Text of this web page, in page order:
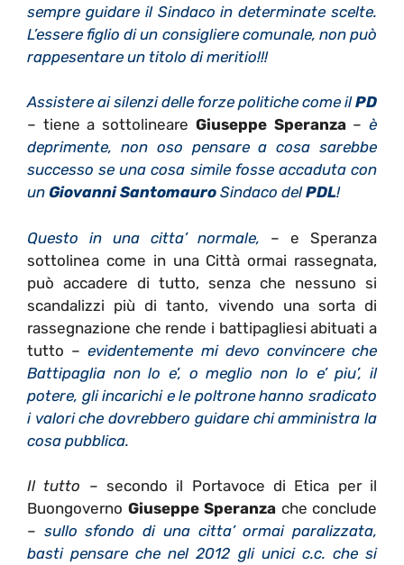
sempre guidare il Sindaco in determinate scelte.
L’essere figlio di un consigliere comunale, non può
rappesentare un titolo di meritio!!!
Assistere ai silenzi delle forze politiche come ilPD
– tiene a sottolineare Giuseppe Speranza–è
deprimente, non oso pensare a cosa sarebbe
successo se una cosa simile fosse accaduta con
un Giovanni Santomauro Sindaco delPDL!
Questo in una citta’ normale, – e Speranza
sottolinea come in una Città ormai rassegnata,
può accadere di tutto, senza che nessuno si
scandalizzi più di tanto, vivendo una sorta di
rassegnazione che rende i battipagliesi abituati a
tutto – evidentemente mi devo convincere che
Battipaglia non lo e’, o meglio non lo e’ piu’, il
potere, gli incarichi e le poltrone hanno sradicato
i valori che dovrebbero guidare chi amministra la
cosa pubblica.
Il tutto – secondo il Portavoce di Etica per il
Buongoverno Giuseppe Speranza che conclude
– sullo sfondo di una citta’ ormai paralizzata,
basti pensare che nel 2012 gli unici c.c. che si